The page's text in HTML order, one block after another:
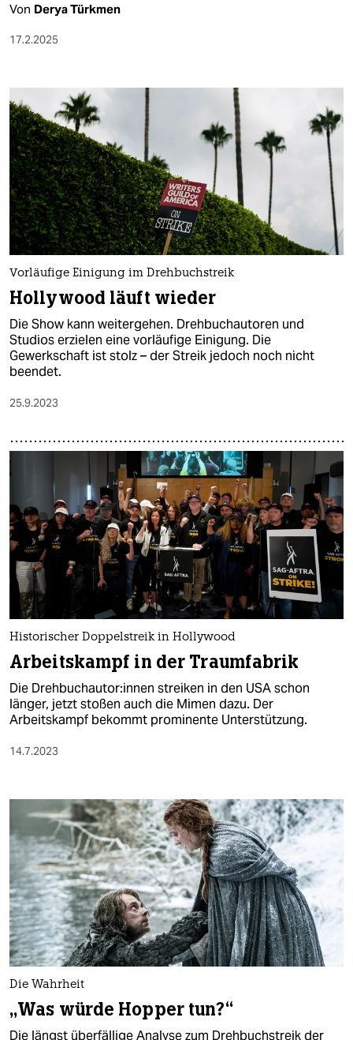
Von Derya Türkmen
17.2.2025
Vorläufige Einigung im Drehbuchstreik
Hollywood läuft wieder
Die Show kann weitergehen. Drehbuchautoren und
Studios erzielen eine vorläufige Einigung. Die
Gewerkschaft ist stolz – der Streik jedoch noch nicht
beendet.
25.9.2023
Historischer Doppelstreik in Hollywood
Arbeitskampf in der Traumfabrik
Die Dreh­buch­au­to­r:in­nen streiken in den USA schon
länger, jetzt stoßen auch die Mimen dazu. Der
Arbeitskampf bekommt prominente Unterstützung.
14.7.2023
Die Wahrheit
„Was würde Hopper tun?“
Die längst überfällige Analyse zum Drehbuchstreik der